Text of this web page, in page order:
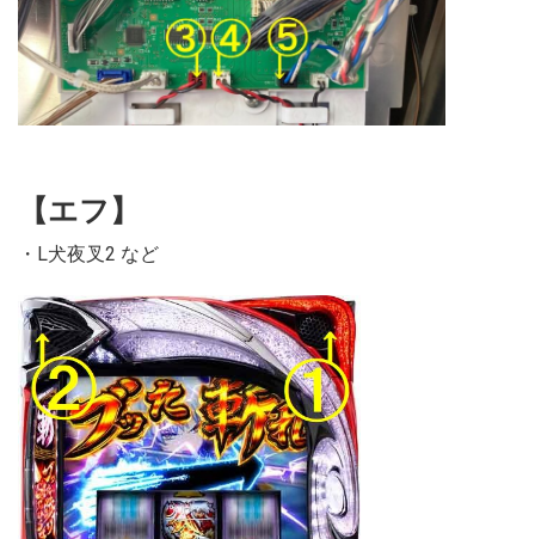
【エフ】
・L犬夜叉2 など